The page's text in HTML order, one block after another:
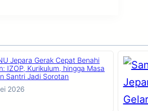
Jepara Gerak Cepat Benahi
IZOP, Kurikulum, hingga Masa
Santri Jadi Sorotan
2026